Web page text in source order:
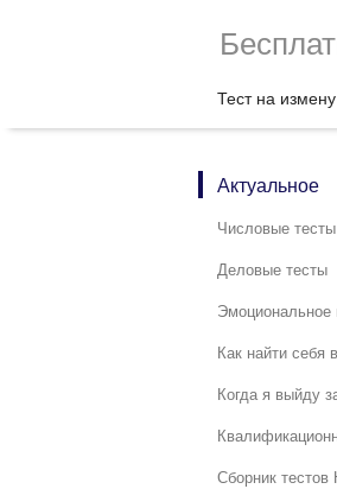
Тест на измену
Актуальное
Числовые тесты
Деловые тесты
Эмоциональное
Как найти себя
Когда я выйду
Сборник тестов